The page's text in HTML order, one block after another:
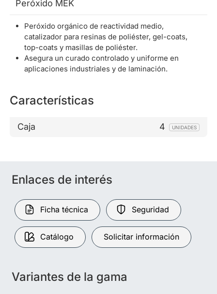
Peróxido MEK
Peróxido orgánico de reactividad medio,
catalizador para resinas de poliéster, gel-coats,
top-coats y masillas de poliéster.
Asegura un curado controlado y uniforme en
aplicaciones industriales y de laminación.
Características
Caja 4 UNIDADES
Enlaces de interés
Ficha técnica Seguridad
Catálogo Solicitar información
Variantes de la gama